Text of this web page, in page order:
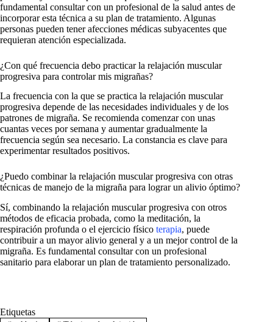
fundamental consultar con un profesional de la salud antes de
incorporar esta técnica a su plan de tratamiento. Algunas
personas pueden tener afecciones médicas subyacentes que
requieran atención especializada.
¿Con qué frecuencia debo practicar la relajación muscular
progresiva para controlar mis migrañas?
La frecuencia con la que se practica la relajación muscular
progresiva depende de las necesidades individuales y de los
patrones de migraña. Se recomienda comenzar con unas
cuantas veces por semana y aumentar gradualmente la
frecuencia según sea necesario. La constancia es clave para
experimentar resultados positivos.
¿Puedo combinar la relajación muscular progresiva con otras
técnicas de manejo de la migraña para lograr un alivio óptimo?
Sí, combinando la relajación muscular progresiva con otros
métodos de eficacia probada, como la meditación, la
respiración profunda o el ejercicio físico terapia, puede
contribuir a un mayor alivio general y a un mejor control de la
migraña. Es fundamental consultar con un profesional
sanitario para elaborar un plan de tratamiento personalizado.
Etiquetas